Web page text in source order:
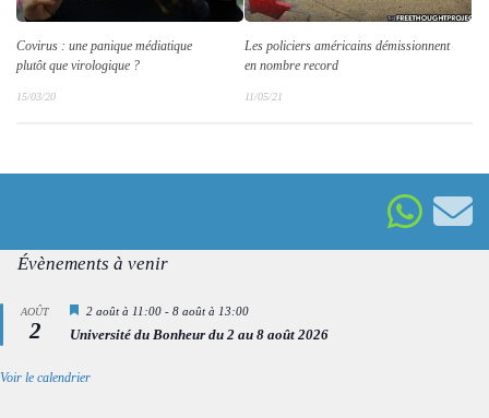
Covirus : une panique médiatique
plutôt que virologique ?
15/03/20
Les policiers américains démissionnent
en nombre record
11/05/21
Évènements à venir
AOÛT
2
Mis
avant
2 août à 11:00 - 8 août à 13:00
Université du Bonheur du 2 au 8 août 2026
Voir le calendrier